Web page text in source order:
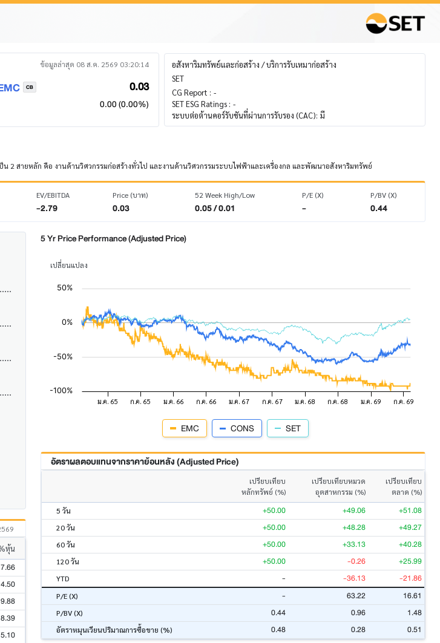
ข้อมูลล่าสุด 08 ส.ค. 2569 03:20:14
CB 0.03
0.00 (0.00%)
อสังหาริมทรัพย์และก่อสร้าง / บริการรับเหมาก่อสร้าง
SET
CG Report : -
SET ESG Ratings : -
ระบบต่อต้านคอร์รับชันที่ผ่านการรับรอง (CAC): มี
2 สายหลัก คือ งานด้านวิศวกรรมก่อสร้างทั่วไป และงานด้านวิศวกรรมระบบไฟฟ้าและเครื่องกล และพัฒนาอสังหาริมทรัพย์
EV/EBITDA
-2.79
Price (บาท)
0.03
52 Week High/Low
0.05 / 0.01
P/E (X)
-
P/BV (X)
0.44
หุ้น
9.88
8.39
5.10
5 Yr Price Performance (Adjusted Price)
เปลี่ยนแปลง
EMC CONS SET
อัตราผลตอบแทนจากราคาย้อนหลัง (Adjusted Price)
เปรียบเทียบ
หลักทรัพย์ (%)
เปรียบเทียบหมวด
อุตสาหกรรม (%)
เปรียบเทียบ
ตลาด (%)
5 วัน
+50.00 +49.06 +51.08
20 วัน +50.00 +48.28 +49.27
60 วัน +50.00 +33.13 +40.28
120 วัน +50.00 -0.26 +25.99
YTD - -36.13 -21.86
P/E (X) - 63.22 16.61
P/BV (X) 0.44 0.96 1.48
อัตราหมุนเวียนปริมาณการซื้อขาย (%) 0.48 0.28 0.51